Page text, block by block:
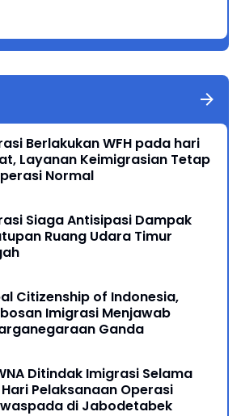
Berlakukan WFH pada hari
Layanan Keimigrasian Tetap
Normal
Siaga Antisipasi Dampak
Ruang Udara Timur
Citizenship of Indonesia,
Imigrasi Menjawab
Ganda
Ditindak Imigrasi Selama
Pelaksanaan Operasi
di Jabodetabek